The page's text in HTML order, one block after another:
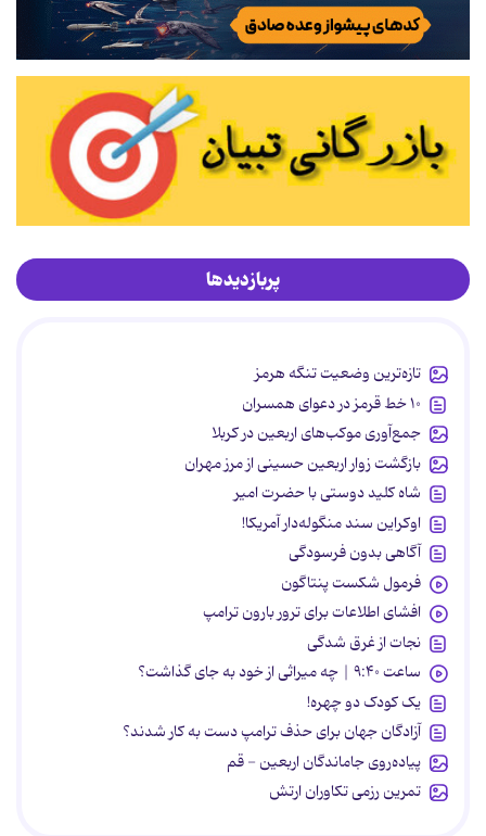
پربازدیدها
تازه‌ترین وضعیت تنگه هرمز
۱۰ خط قرمز در دعوای همسران
جمع‌آوری موکب‌های اربعین در کربلا
بازگشت زوار اربعین حسینی از مرز مهران
شاه کلید دوستی با حضرت امیر
اوکراین سند منگوله‌دار آمریکا!
آگاهی بدون فرسودگی
فرمول شکست پنتاگون
افشای اطلاعات برای ترور بارون ترامپ
نجات از غرق شدگی
ساعت ۹:۴۰ | چه میراثی از خود به جای گذاشت؟
یک کودک دو چهره!
آزادگان جهان برای حذف ترامپ دست به کار شدند؟
پیاده‌روی جاماندگان اربعین - قم
تمرین رزمی تکاوران ارتش